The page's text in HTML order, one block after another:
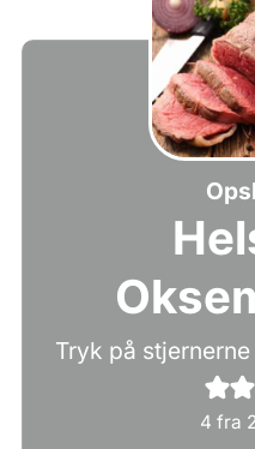
Tryk på
4 fra